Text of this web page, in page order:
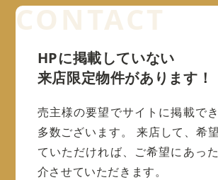
HPに掲載していない
来店限定物件があります！
売主様の要望でサイトに掲載で
多数ございます。
来店して、希
ていただければ、ご希望にあっ
介させていただきます。